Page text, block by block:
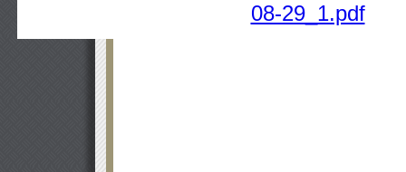
08-29_1.pdf